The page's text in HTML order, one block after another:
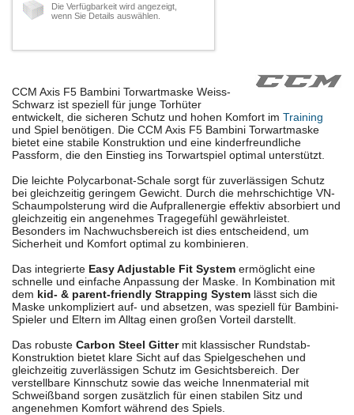
Die Verfügbarkeit wird angezeigt,
wenn Sie Details auswählen.
CCM Axis F5 Bambini Torwartmaske Weiss-
Schwarz ist speziell für junge Torhüter
entwickelt, die sicheren Schutz und hohen Komfort im Training
und Spiel benötigen. Die CCM Axis F5 Bambini Torwartmaske
bietet eine stabile Konstruktion und eine kinderfreundliche
Passform, die den Einstieg ins Torwartspiel optimal unterstützt.
Die leichte Polycarbonat-Schale sorgt für zuverlässigen Schutz
bei gleichzeitig geringem Gewicht. Durch die mehrschichtige VN-
Schaumpolsterung wird die Aufprallenergie effektiv absorbiert und
gleichzeitig ein angenehmes Tragegefühl gewährleistet.
Besonders im Nachwuchsbereich ist dies entscheidend, um
Sicherheit und Komfort optimal zu kombinieren.
Das integrierte Easy Adjustable Fit System ermöglicht eine
schnelle und einfache Anpassung der Maske. In Kombination mit
dem kid- & parent-friendly Strapping System lässt sich die
Maske unkompliziert auf- und absetzen, was speziell für Bambini-
Spieler und Eltern im Alltag einen großen Vorteil darstellt.
Das robuste Carbon Steel Gittermit klassischer Rundstab-
Konstruktion bietet klare Sicht auf das Spielgeschehen und
gleichzeitig zuverlässigen Schutz im Gesichtsbereich. Der
verstellbare Kinnschutz sowie das weiche Innenmaterial mit
Schweißband sorgen zusätzlich für einen stabilen Sitz und
angenehmen Komfort während des Spiels.